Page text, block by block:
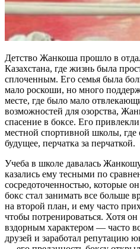
Детство Жанкоша прошло в
Казахстана, где жизнь была
сплоченным. Его семья была
мало роскоши, но много
месте, где было мало
возможностей для озорства,
спасение в боксе. Его
местной спортивной школы, где
будущее, перчатка за перчаткой.
Учеба в школе давалась
казались ему тесными по
сосредоточенностью, которые
бокс стал занимать все больше
на второй план, и ему часто
чтобы потренироваться. Хотя
вздорным характером — часто
друзей и заработал репутацию